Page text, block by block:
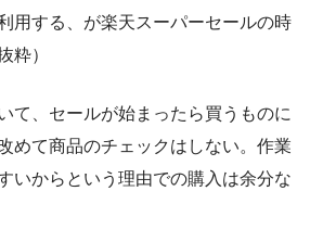
用する、が楽天スーパーセールの時
粋）
て、セールが始まったら買うものに
めて商品のチェックはしない。作業
いからという理由での購入は余分な